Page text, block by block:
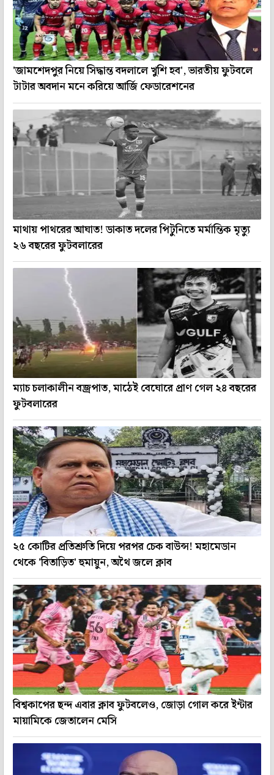
'জামশেদপুর নিয়ে সিদ্ধান্ত বদলালে খুশি হব', ভারতীয় ফুটবলে
টাটার অবদান মনে করিয়ে আর্জি ফেডারেশনের
মাথায় পাথরের আঘাত! ডাকাত দলের পিটুনিতে মর্মান্তিক মৃত্যু
২৬ বছরের ফুটবলারের
ম্যাচ চলাকালীন বজ্রপাত, মাঠেই বেঘোরে প্রাণ গেল ২৪ বছরের
ফুটবলারের
২৫ কোটির প্রতিশ্রুতি দিয়ে পরপর চেক বাউন্স! মহামেডান
থেকে 'বিতাড়িত' হুমায়ুন, অথৈ জলে ক্লাব
বিশ্বকাপের ছন্দ এবার ক্লাব ফুটবলেও, জোড়া গোল করে ইন্টার
মায়ামিকে জেতালেন মেসি